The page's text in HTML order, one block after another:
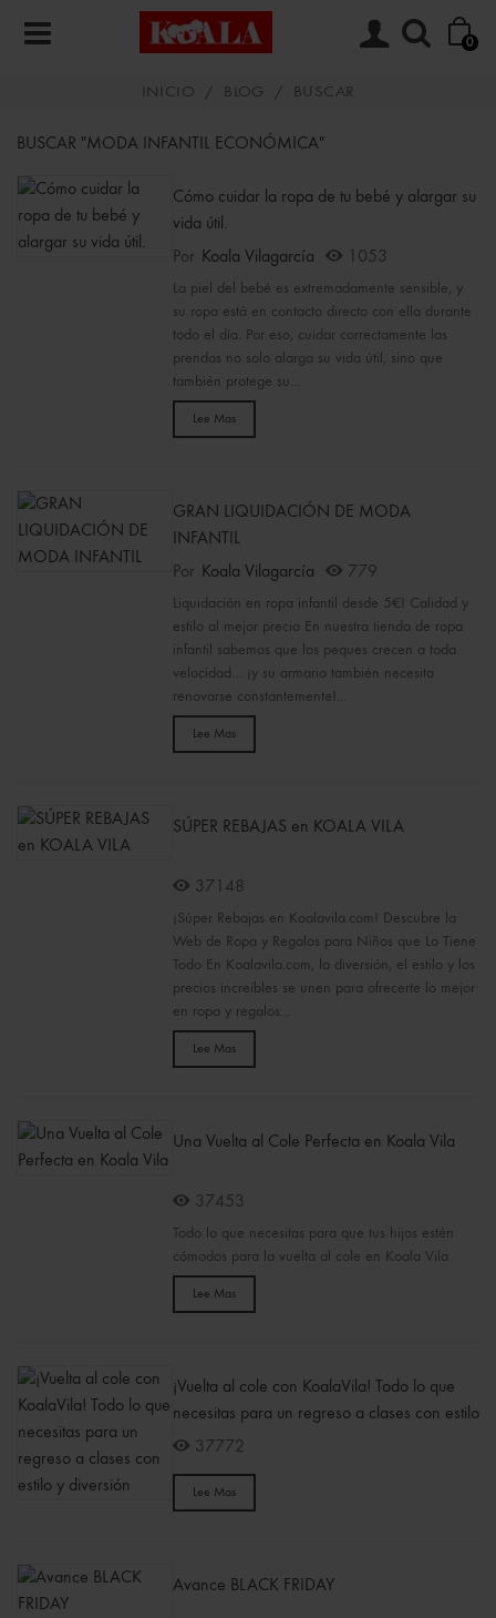
0
INICIO / BLOG / BUSCAR
BUSCAR "MODA INFANTIL ECONÓMICA"
Cómo cuidar la ropa de tu bebé y alargar su
vida útil.
Por
Koala Vilagarcía 1053
La piel del bebé es extremadamente sensible, y
su ropa está en contacto directo con ella durante
todo el día. Por eso, cuidar correctamente las
prendas no solo alarga su vida útil, sino que
también protege su...
Lee Mas
GRAN LIQUIDACIÓN DE MODA
INFANTIL
Por
Koala Vilagarcía 779
Liquidación en ropa infantil desde 5€! Calidad y
estilo al mejor precio En nuestra tienda de ropa
infantil sabemos que los peques crecen a toda
velocidad… ¡y su armario también necesita
renovarse constantemente!...
Lee Mas
SÚPER REBAJAS en KOALA VILA
37148
¡Súper Rebajas en Koalavila.com! Descubre la
Web de Ropa y Regalos para Niños que Lo Tiene
Todo En Koalavila.com, la diversión, el estilo y los
precios increíbles se unen para ofrecerte lo mejor
en ropa y regalos...
Lee Mas
Una Vuelta al Cole Perfecta en Koala Vila
37453
Todo lo que necesitas para que tus hijos estén
cómodos para la vuelta al cole en Koala Vila
Lee Mas
¡Vuelta al cole con KoalaVila! Todo lo que
necesitas para un regreso a clases con estilo
y diversión
37772
Lee Mas
Avance BLACK FRIDAY